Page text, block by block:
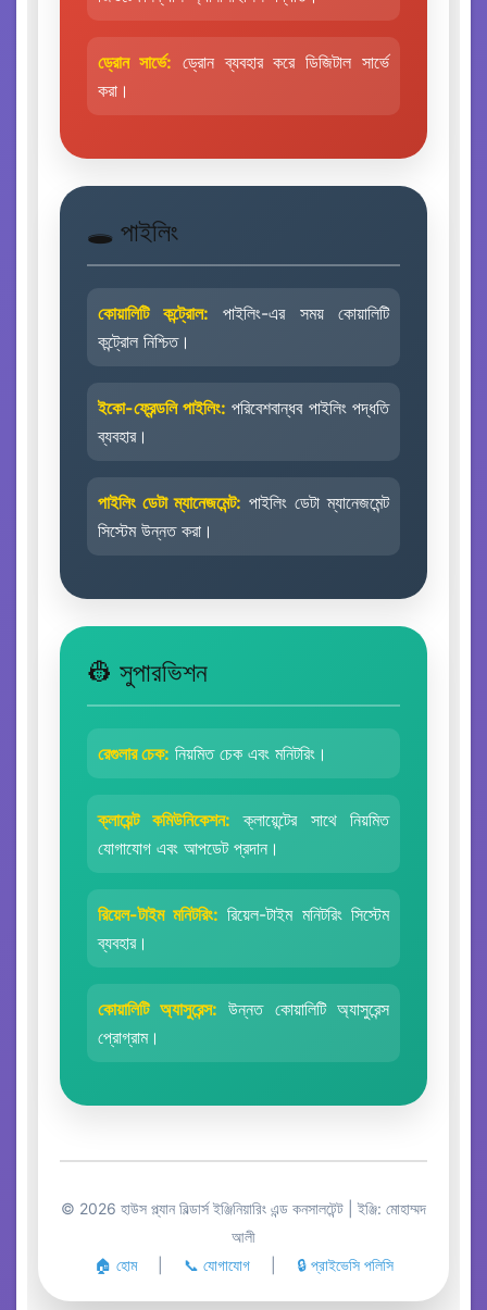
ড্রোন সার্ভে: ড্রোন ব্যবহার করে ডিজিটাল সার্ভে
করা।
🕳️ পাইলিং
কোয়ালিটি কন্ট্রোল: পাইলিং-এর সময় কোয়ালিটি
কন্ট্রোল নিশ্চিত।
ইকো-ফ্রেন্ডলি পাইলিং: পরিবেশবান্ধব পাইলিং পদ্ধতি
ব্যবহার।
পাইলিং ডেটা ম্যানেজমেন্ট: পাইলিং ডেটা ম্যানেজমেন্ট
সিস্টেম উন্নত করা।
👷 সুপারভিশন
রেগুলার চেক: নিয়মিত চেক এবং মনিটরিং।
ক্লায়েন্ট কমিউনিকেশন: ক্লায়েন্টের সাথে নিয়মিত
যোগাযোগ এবং আপডেট প্রদান।
রিয়েল-টাইম মনিটরিং: রিয়েল-টাইম মনিটরিং সিস্টেম
ব্যবহার।
কোয়ালিটি অ্যাসুরেন্স: উন্নত কোয়ালিটি অ্যাসুরেন্স
প্রোগ্রাম।
© 2026 হাউস প্ল্যান বিল্ডার্স ইঞ্জিনিয়ারিং এন্ড কনসালটেন্ট | ইঞ্জি: মোহাম্মদ
আলী
🏠 হোম
📞 যোগাযোগ 🔒 প্রাইভেসি পলিসি